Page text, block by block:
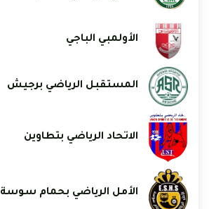
الأولمبي الباجي
المستقبل الرياضي برجيش
الاتحاد الرياضي بتطاوين
الأمل الرياضي بحمام سوسة